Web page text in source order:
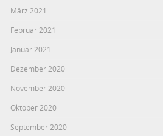
März 2021
Februar 2021
Januar 2021
Dezember 2020
November 2020
Oktober 2020
September 2020